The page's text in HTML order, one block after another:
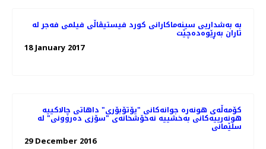
بە بەشداریی سینەماکارانی کورد فیستیڤاڵی فیلمی فەجر لە
تاران بەڕێوەدەچێت
18 January 2017
کۆمه‌ڵه‌ی هونه‌ره ‌جوانه‌کانی "یۆتۆبۆری" داهاتی چالاکییه‌
هونه‌رییه‌کانی به‌خشییه‌ نه‌خۆشخانه‌ی "سۆزی ده‌روونی" له
سلێمانی
29 December 2016